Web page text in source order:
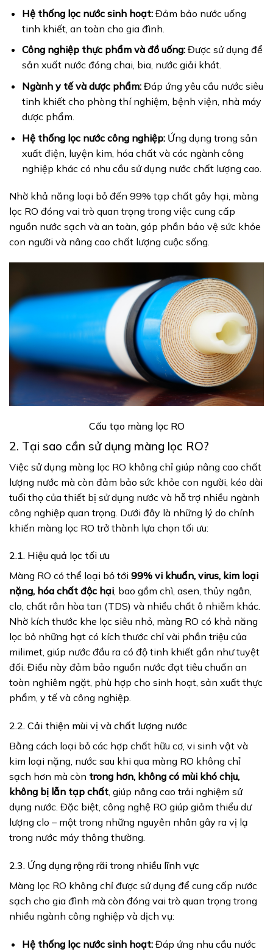
Hệ thống lọc nước sinh hoạt:Đảm bảo nước uống
tinh khiết, an toàn cho gia đình.
Công nghiệp thực phẩm và đồ uống:Được sử dụng để
sản xuất nước đóng chai, bia, nước giải khát.
Ngành y tế và dược phẩm:Đáp ứng yêu cầu nước siêu
tinh khiết cho phòng thí nghiệm, bệnh viện, nhà máy
dược phẩm.
Hệ thống lọc nước công nghiệp:Ứng dụng trong sản
xuất điện, luyện kim, hóa chất và các ngành công
nghiệp khác có nhu cầu sử dụng nước chất lượng cao.
Nhờ khả năng loại bỏ đến 99% tạp chất gây hại, màng
lọc RO đóng vai trò quan trọng trong việc cung cấp
nguồn nước sạch và an toàn, góp phần bảo vệ sức khỏe
con người và nâng cao chất lượng cuộc sống.
Cấu tạo màng lọc RO
2. Tại sao cần sử dụng màng lọc RO?
Việc sử dụng màng lọc RO không chỉ giúp nâng cao chất
lượng nước mà còn đảm bảo sức khỏe con người, kéo dài
tuổi thọ của thiết bị sử dụng nước và hỗ trợ nhiều ngành
công nghiệp quan trọng. Dưới đây là những lý do chính
khiến màng lọc RO trở thành lựa chọn tối ưu:
2.1. Hiệu quả lọc tối ưu
Màng RO có thể loại bỏ tới 99% vi khuẩn, virus, kim loại
nặng, hóa chất độc hại, bao gồm chì, asen, thủy ngân,
clo, chất rắn hòa tan (TDS) và nhiều chất ô nhiễm khác.
Nhờ kích thước khe lọc siêu nhỏ, màng RO có khả năng
lọc bỏ những hạt có kích thước chỉ vài phần triệu của
milimet, giúp nước đầu ra có độ tinh khiết gần như tuyệt
đối. Điều này đảm bảo nguồn nước đạt tiêu chuẩn an
toàn nghiêm ngặt, phù hợp cho sinh hoạt, sản xuất thực
phẩm, y tế và công nghiệp.
2.2. Cải thiện mùi vị và chất lượng nước
Bằng cách loại bỏ các hợp chất hữu cơ, vi sinh vật và
kim loại nặng, nước sau khi qua màng RO không chỉ
sạch hơn mà còn trong hơn, không có mùi khó chịu,
không bị lẫn tạp chất, giúp nâng cao trải nghiệm sử
dụng nước. Đặc biệt, công nghệ RO giúp giảm thiểu dư
lượng clo – một trong những nguyên nhân gây ra vị lạ
trong nước máy thông thường.
2.3. Ứng dụng rộng rãi trong nhiều lĩnh vực
Màng lọc RO không chỉ được sử dụng để cung cấp nước
sạch cho gia đình mà còn đóng vai trò quan trọng trong
nhiều ngành công nghiệp và dịch vụ:
Hệ thống lọc nước sinh hoạt:Đáp ứng nhu cầu nước